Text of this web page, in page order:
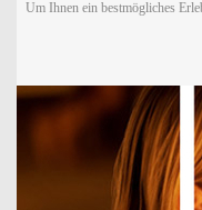
Um Ihnen ein bestmögliches